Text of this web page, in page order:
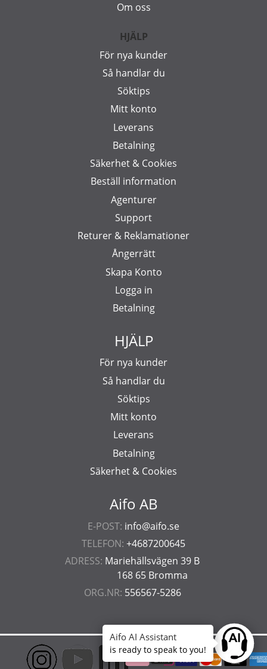
Aifo AB
E-POST: info@aifo.se
TELEFON: +4687200645
ADRESS: Mariehällsvägen 39 B
168 65 Bromma
ORG.NR: 556567-5286
Om oss
HJÄLP
För nya kunder
Så handlar du
Söktips
Mitt konto
Leverans
Betalning
Säkerhet & Cookies
Beställ information
Agenturer
Support
Returer & Reklamationer
Ångerrätt
Skapa Konto
Logga in
Betalning
HJÄLP
För nya kunder
Så handlar du
Söktips
Mitt konto
Leverans
Betalning
Säkerhet & Cookies
Ask
Aifo AI Assistant
is ready to speak to you!